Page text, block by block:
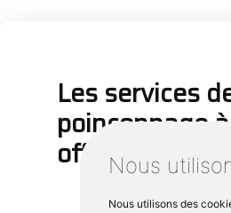
Nous
Nous utilisons des
Les services
poinçonnage
offerts par